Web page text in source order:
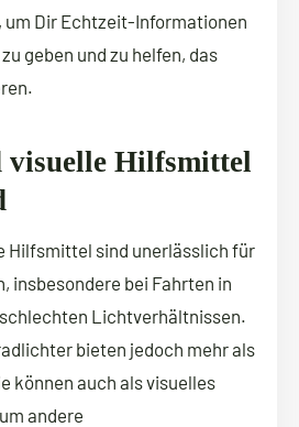
um Dir Echtzeit-Informationen
geben und zu helfen, das
Hilfsmittel
Hilfsmittel sind unerlässlich für
insbesondere bei Fahrten in
Lichtverhältnissen.
bieten jedoch mehr als
können auch als visuelles
andere